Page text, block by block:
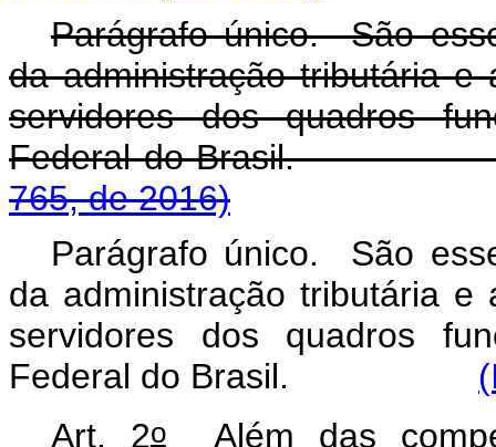
Parágrafo único. São
da administração tributária e
servidores dos quadros
Federal do
765, de 2016)
Parágrafo único. São
da administração tributária e
servidores dos quadros
Federal do Brasil.
Art.
2o Além das